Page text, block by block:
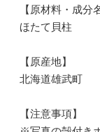
【原材料・成分
ほたて貝柱
【原産地】
北海道雄武町
【注意事項】